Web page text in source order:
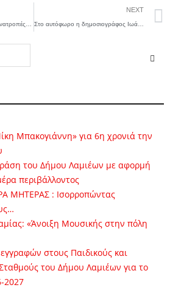
NEXT
Στο αυτόφωρο η δημοσιογράφος Ιωάννα Κολοβού: Ολοκληρώθηκε η έξωση από το σπίτι της
Μπακογιάννη» για 6η χρονιά την
του Δήμου Λαμιέων με αφορμή
περιβάλλοντος
ΜΗΤΕΡΑΣ : Ισορροπώντας
«Άνοιξη Μουσικής στην πόλη
στους Παιδικούς και
του Δήμου Λαμιέων για το
2027